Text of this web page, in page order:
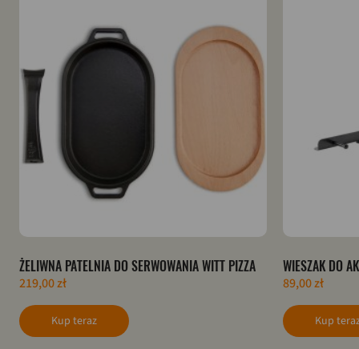
ŻELIWNA PATELNIA DO SERWOWANIA WITT PIZZA
219,00 zł
Kup teraz
WIESZAK DO
89,00 zł
Kup